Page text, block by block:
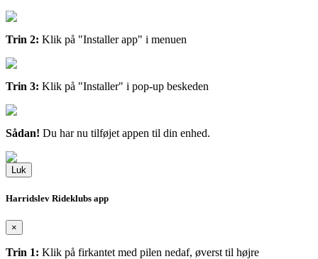
Trin 2: Klik på "Installer app" i menuen
Trin 3: Klik på "Installer" i pop-up beskeden
Sådan! Du har nu tilføjet appen til din enhed.
Luk
Harridslev Rideklubs app
×
Trin 1: Klik på firkantet med pilen nedaf, øverst til højre